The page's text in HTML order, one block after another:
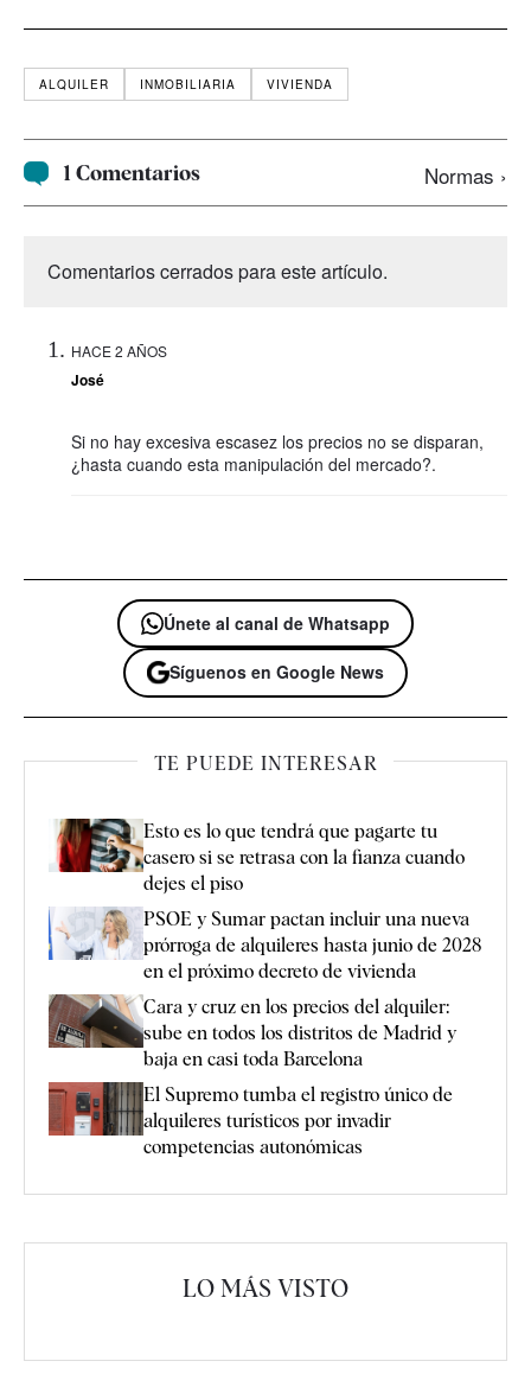
ALQUILER INMOBILIARIA VIVIENDA
1 Comentarios Normas ›
Comentarios cerrados para este artículo.
HACE 2 AÑOS
José
Si no hay excesiva escasez los precios no se disparan,
¿hasta cuando esta manipulación del mercado?.
Únete al canal de Whatsapp
Síguenos en Google News
TE PUEDE INTERESAR
Esto es lo que tendrá que pagarte tu
casero si se retrasa con la fianza cuando
dejes el piso
PSOE y Sumar pactan incluir una nueva
prórroga de alquileres hasta junio de 2028
en el próximo decreto de vivienda
Cara y cruz en los precios del alquiler:
sube en todos los distritos de Madrid y
baja en casi toda Barcelona
El Supremo tumba el registro único de
alquileres turísticos por invadir
competencias autonómicas
LO MÁS VISTO